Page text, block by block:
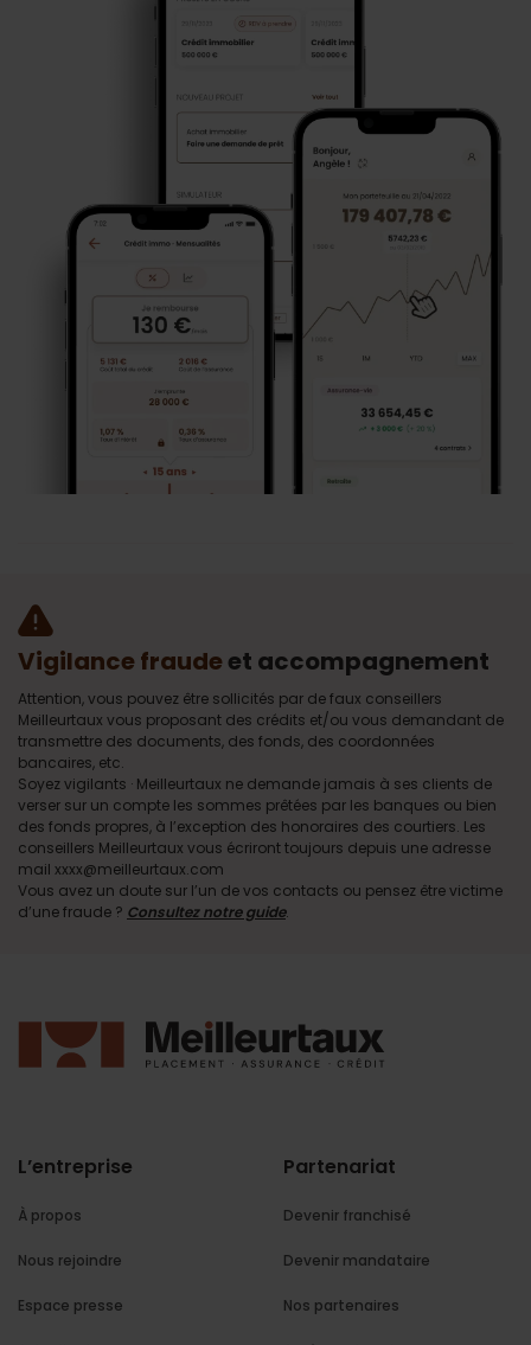
Vigilance fraudeet accompagnement
Attention, vous pouvez être sollicités par de faux conseillers
Meilleurtaux vous proposant des crédits et/ou vous demandant de
transmettre des documents, des fonds, des coordonnées
bancaires, etc.
Soyez vigilants · Meilleurtaux ne demande jamais à ses clients de
verser sur un compte les sommes prêtées par les banques ou bien
des fonds propres, à l’exception des honoraires des courtiers. Les
conseillers Meilleurtaux vous écriront toujours depuis une adresse
mail xxxx@meilleurtaux.com
Vous avez un doute sur l’un de vos contacts ou pensez être victime
d’une fraude ? Consultez notre guide.
L’entreprise
À propos
Nous rejoindre
Espace presse
Partenariat
Devenir franchisé
Devenir mandataire
Nos partenaires